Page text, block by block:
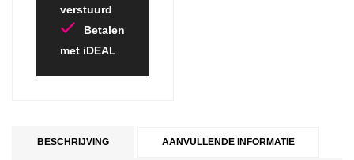
verstuurd
Betalen
met iDEAL
BESCHRIJVING AANVULLENDE INFORMATIE